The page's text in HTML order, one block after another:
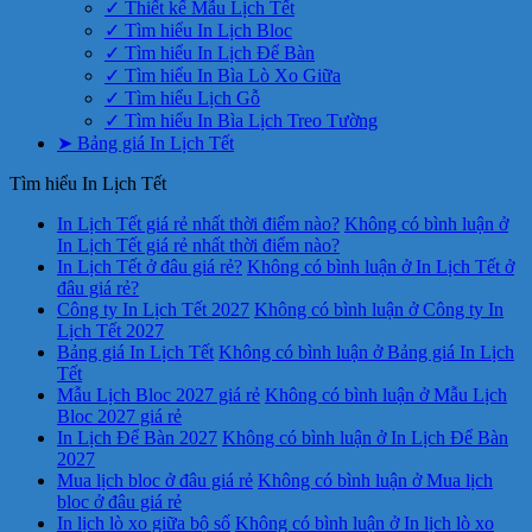
✓ Thiết kế Mẫu Lịch Tết
✓ Tìm hiểu In Lịch Bloc
✓ Tìm hiểu In Lịch Để Bàn
✓ Tìm hiểu In Bìa Lò Xo Giữa
✓ Tìm hiểu Lịch Gỗ
✓ Tìm hiểu In Bìa Lịch Treo Tường
➤ Bảng giá In Lịch Tết
Tìm hiểu In Lịch Tết
In Lịch Tết giá rẻ nhất thời điểm nào? Không có bình luận ở
In Lịch Tết giá rẻ nhất thời điểm nào?
In Lịch Tết ở đâu giá rẻ? Không có bình luận ở In Lịch Tết ở
đâu giá rẻ?
Công ty In Lịch Tết 2027 Không có bình luận ở Công ty In
Lịch Tết 2027
Bảng giá In Lịch Tết Không có bình luận ở Bảng giá In Lịch
Tết
Mẫu Lịch Bloc 2027 giá rẻ Không có bình luận ở Mẫu Lịch
Bloc 2027 giá rẻ
In Lịch Để Bàn 2027 Không có bình luận ở In Lịch Để Bàn
2027
Mua lịch bloc ở đâu giá rẻ Không có bình luận ở Mua lịch
bloc ở đâu giá rẻ
In lịch lò xo giữa bộ số Không có bình luận ở In lịch lò xo